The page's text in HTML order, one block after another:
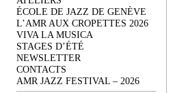
ÉCOLE DE JAZZ DE GENÈVE
L’AMR AUX CROPETTES 2026
VIVA LA MUSICA
STAGES D’ÉTÉ
NEWSLETTER
CONTACTS
AMR JAZZ FESTIVAL – 2026